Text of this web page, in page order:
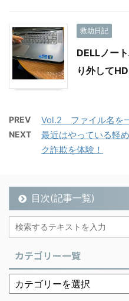
救助日記
DELLノー
り外して
PREV Vol.2 ファイル名を
NEXT
最近はやっている軽
ク詐欺を体験！
目次(記事一覧)
カテゴリー一覧